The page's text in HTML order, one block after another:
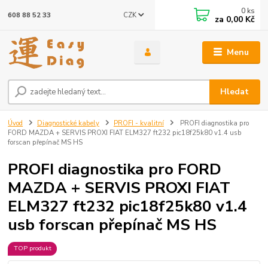
Menu
CZK
Hledat
608 88 52 33 0 ks
za 0,00 Kč
Úvod Diagnostické kabely PROFI - kvalitní
PROFI diagnostika pro
FORD MAZDA + SERVIS PROXI FIAT ELM327 ft232 pic18f25k80 v1.4 usb
forscan přepínač MS HS
PROFI diagnostika pro FORD
MAZDA + SERVIS PROXI FIAT
ELM327 ft232 pic18f25k80 v1.4
usb forscan přepínač MS HS
TOP produkt